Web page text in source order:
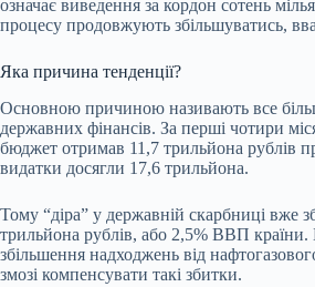
означає виведення за кордон сотень
процесу продовжують збільшуватись,
Яка причина тенденції?
Основною причиною називають все
державних фінансів. За перші чотири
бюджет отримав 11,7 трильйона рублів
видатки досягли 17,6 трильйона.
Тому “діра” у державній скарбниці вже
трильйона рублів, або 2,5% ВВП країни.
збільшення надходжень від
змозі компенсувати такі збитки.